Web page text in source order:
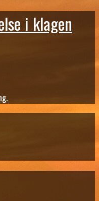
i klagen